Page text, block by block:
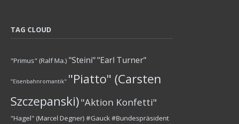
TAG CLOUD
"Primus" (Ralf Ma.) "Steini""Earl Turner"
"Eisenbahnromantik" "Piatto" (Carsten
Szczepanski) "Aktion Konfetti"
"Hagel" (Marcel Degner) #Gauck #Bundespräsident